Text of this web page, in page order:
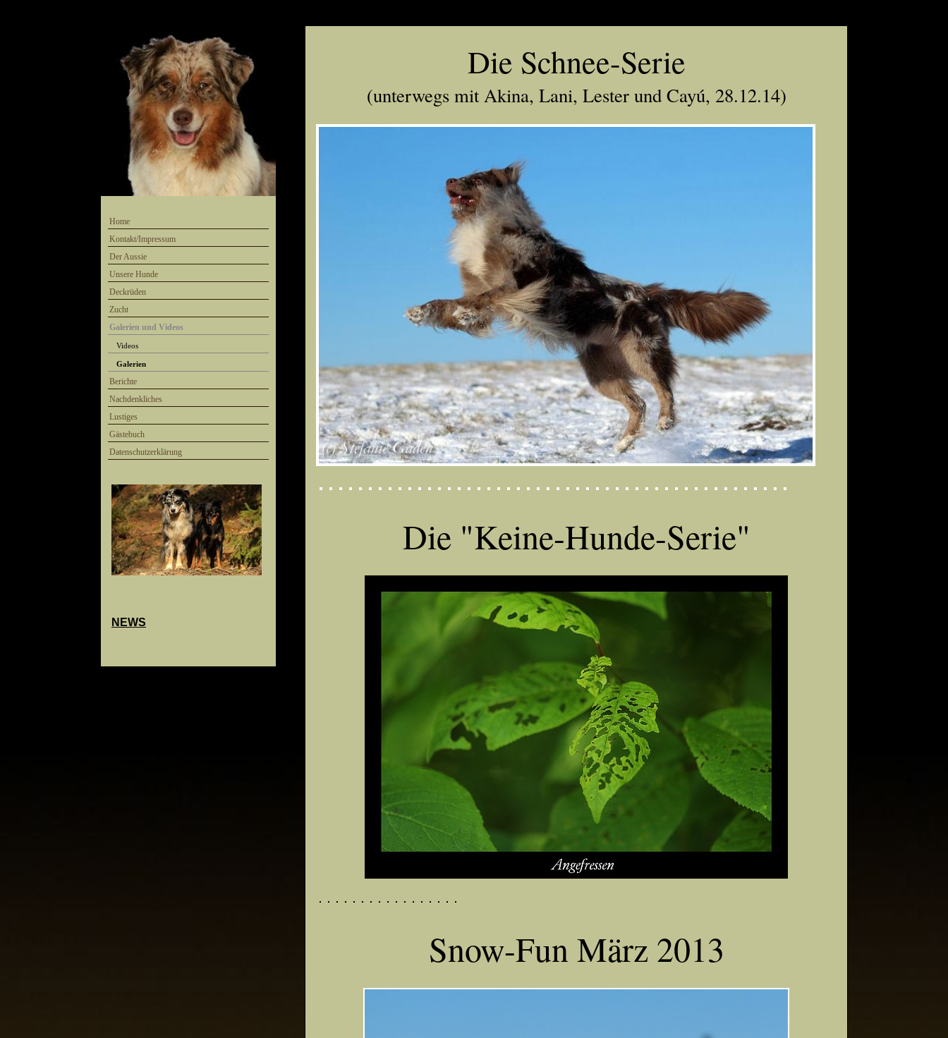
Home
Kontakt/Impressum
Der Aussie
Unsere Hunde
Deckrüden
Zucht
Galerien und Videos
Videos
Galerien
Berichte
Nachdenkliches
Lustiges
Gästebuch
Datenschutzerklärung
NEWS
Die Schnee-Serie
(unterwegs mit Akina, Lani, Lester und Cayú, 28.12.14)
Die "Keine-Hunde-Serie"
Snow-Fun März 2013